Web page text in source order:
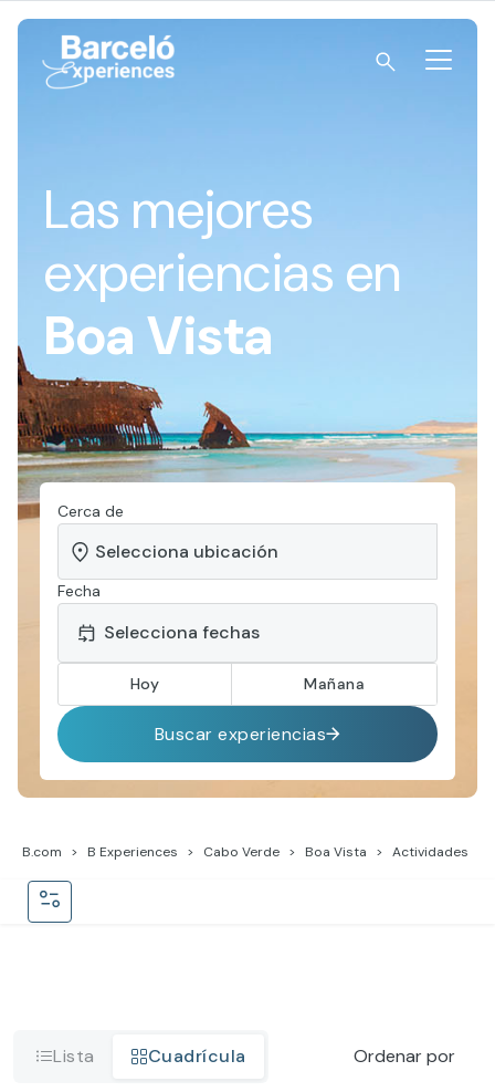
content
Las mejores
experiencias en
Boa Vista
Cerca de
Fecha
Hoy Mañana
Buscar experiencias
B.com B Experiences Cabo Verde Boa Vista Actividades
Lista Cuadrícula Ordenar por